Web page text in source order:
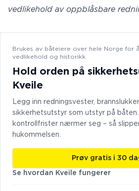
vedlikehold av oppblåsbare
Brukes av båteiere over hele Norge for
vedlikehold og historikk.
Hold orden på
Kveile
Legg inn redningsvester,
sikkerhetsutstyr som utstyr på båten.
kontrollfrister nærmer seg – så
hukommelsen.
Prøv gratis i 30
Se hvordan Kveile fungerer